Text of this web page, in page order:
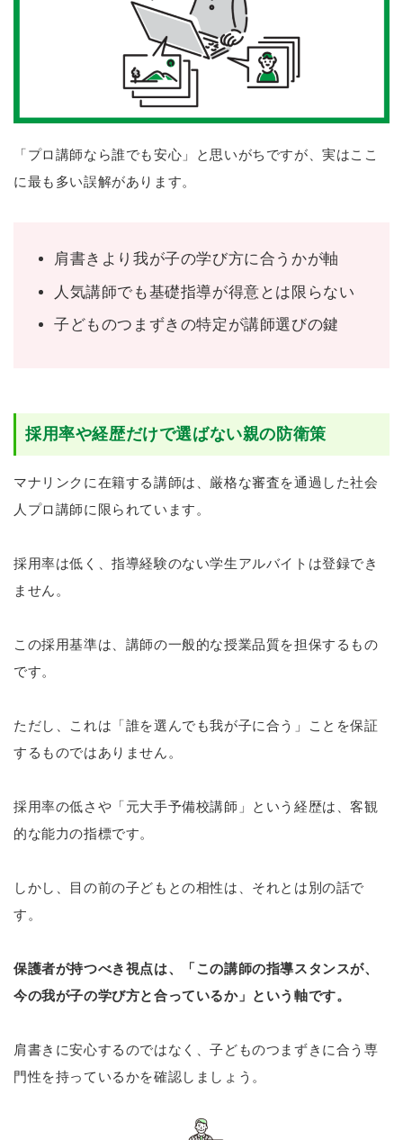
「プロ講師なら誰でも安心」と思いがちですが、実はここ
に最も多い誤解があります。
肩書きより我が子の学び方に合うかが軸
人気講師でも基礎指導が得意とは限らない
子どものつまずきの特定が講師選びの鍵
採用率や経歴だけで選ばない親の防衛策
マナリンクに在籍する講師は、厳格な審査を通過した社会
人プロ講師に限られています。
採用率は低く、指導経験のない学生アルバイトは登録でき
ません。
この採用基準は、講師の一般的な授業品質を担保するもの
です。
ただし、これは「誰を選んでも我が子に合う」ことを保証
するものではありません。
採用率の低さや「元大手予備校講師」という経歴は、客観
的な能力の指標です。
しかし、目の前の子どもとの相性は、それとは別の話で
す。
保護者が持つべき視点は、「この講師の指導スタンスが、
今の我が子の学び方と合っているか」という軸です。
肩書きに安心するのではなく、子どものつまずきに合う専
門性を持っているかを確認しましょう。